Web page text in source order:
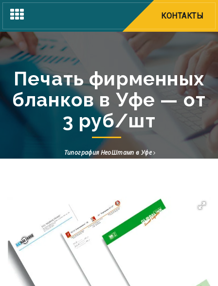
Toggle
navigation
КОНТАКТЫ
Печать фирменных
бланков в Уфе — от
3 руб/шт
Типография НеоШтамп в Уфе